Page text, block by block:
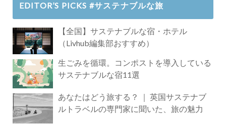
EDITOR’S PICKS #サステナブルな旅
【全国】サステナブルな宿・ホテル
（Livhub編集部おすすめ）
生ごみを循環。コンポストを導入している
サステナブルな宿11選
あなたはどう旅する？ ｜ 英国サステナブ
ルトラベルの専門家に聞いた、旅の魅力